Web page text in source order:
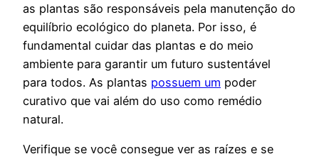
as plantas são responsáveis pela manutenção do
equilíbrio ecológico do planeta. Por isso, é
fundamental cuidar das plantas e do meio
ambiente para garantir um futuro sustentável
para todos. As plantas possuem um poder
curativo que vai além do uso como remédio
natural.
Verifique se você consegue ver as raízes e se